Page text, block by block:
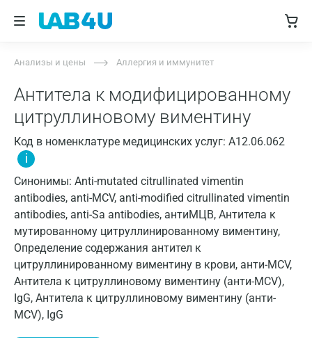
Анализы и цены Аллергия и иммунитет
Антитела к модифицированному
цитруллиновому виментину
Код в номенклатуре медицинских услуг: A12.06.062
i
Синонимы: Anti-mutated citrullinated vimentin
antibodies, anti-MCV, anti-modified citrullinated vimentin
antibodies, anti-Sa antibodies, антиМЦВ, Антитела к
мутированному цитруллинированному виментину,
Определение содержания антител к
цитруллинированному виментину в крови, анти-MCV,
Антитела к цитруллиновому виментину (анти-MCV),
IgG, Антитела к цитруллиновому виментину (анти-
MCV), IgG